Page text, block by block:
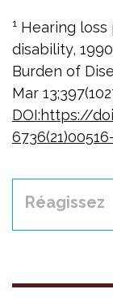
1 Hearing
disability,
Burden of
Mar
DOI:https://
Réagissez